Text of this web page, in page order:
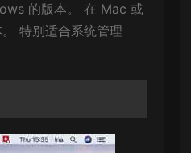
的版本。 在 Mac 或
特别适合系统管理